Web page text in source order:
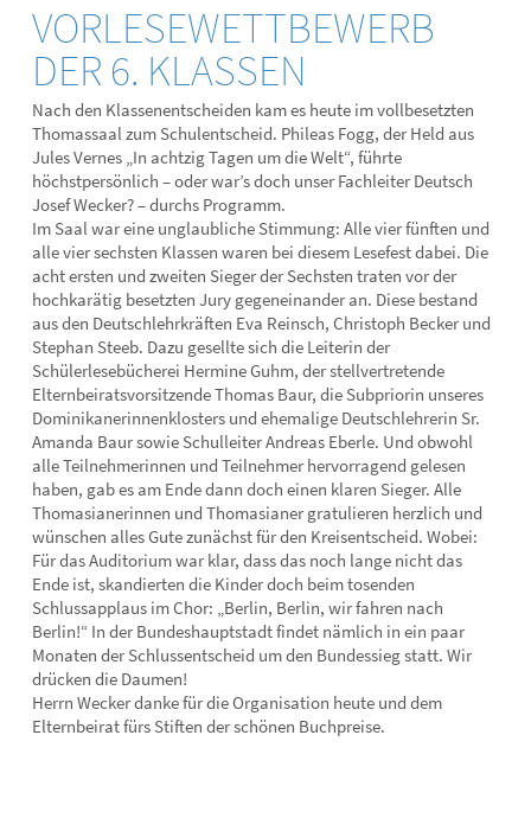
VORLESEWETTBEWERB
DER 6. KLASSEN
Nach den Klassenentscheiden kam es heute im vollbesetzten
Thomassaal zum Schulentscheid. Phileas Fogg, der Held aus
Jules Vernes „In achtzig Tagen um die Welt“, führte
höchstpersönlich – oder war’s doch unser Fachleiter Deutsch
Josef Wecker? – durchs Programm.
Im Saal war eine unglaubliche Stimmung: Alle vier fünften und
alle vier sechsten Klassen waren bei diesem Lesefest dabei. Die
acht ersten und zweiten Sieger der Sechsten traten vor der
hochkarätig besetzten Jury gegeneinander an. Diese bestand
aus den Deutschlehrkräften Eva Reinsch, Christoph Becker und
Stephan Steeb. Dazu gesellte sich die Leiterin der
Schülerlesebücherei Hermine Guhm, der stellvertretende
Elternbeiratsvorsitzende Thomas Baur, die Subpriorin unseres
Dominikanerinnenklosters und ehemalige Deutschlehrerin Sr.
Amanda Baur sowie Schulleiter Andreas Eberle. Und obwohl
alle Teilnehmerinnen und Teilnehmer hervorragend gelesen
haben, gab es am Ende dann doch einen klaren Sieger. Alle
Thomasianerinnen und Thomasianer gratulieren herzlich und
wünschen alles Gute zunächst für den Kreisentscheid. Wobei:
Für das Auditorium war klar, dass das noch lange nicht das
Ende ist, skandierten die Kinder doch beim tosenden
Schlussapplaus im Chor: „Berlin, Berlin, wir fahren nach
Berlin!“ In der Bundeshauptstadt findet nämlich in ein paar
Monaten der Schlussentscheid um den Bundessieg statt. Wir
drücken die Daumen!
Herrn Wecker danke für die Organisation heute und dem
Elternbeirat fürs Stiften der schönen Buchpreise.